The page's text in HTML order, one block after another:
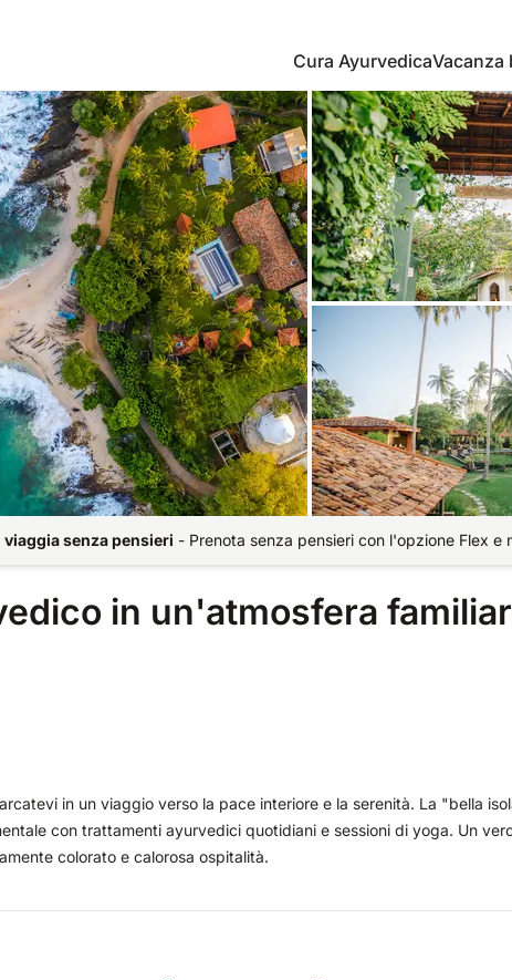
Cura AyurvedicaVacanza
senza pensieri - Prenota senza pensieri con l'opzione Flex
in un'atmosfera
in un viaggio verso la pace interiore e la serenità. La "bella
con trattamenti ayurvedici quotidiani e sessioni di yoga. Un
colorato e calorosa ospitalità.